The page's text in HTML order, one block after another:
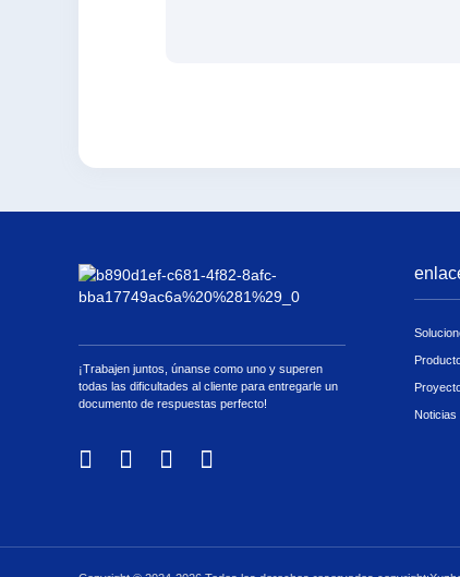
¡Trabajen juntos, únanse como uno y superen
todas las dificultades al cliente para entregarle un
documento de respuestas perfecto!
Noticias